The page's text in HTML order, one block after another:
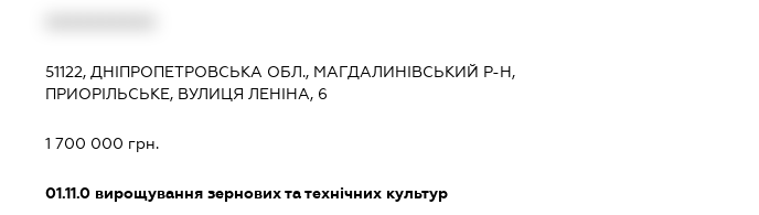
51122, ДНІПРОПЕТРОВСЬКА ОБЛ., МАГДАЛИНІВСЬКИЙ Р-Н,
ПРИОРІЛЬСЬКЕ, ВУЛИЦЯ ЛЕНІНА, 6
1 700 000 грн.
01.11.0 вирощування зернових та технічних культур